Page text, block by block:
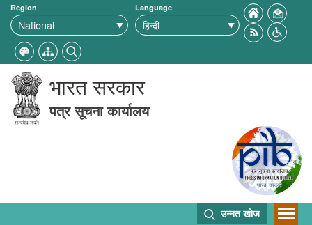
Region Language
भारत सरकार
पत्र सूचना कार्यालय
उन्नत खोज